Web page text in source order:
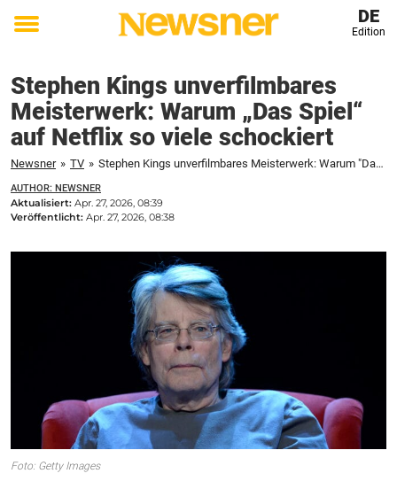
Toggle
DE
Edition
Stephen Kings unverfilmbares
Meisterwerk: Warum „Das Spiel“
auf Netflix so viele schockiert
Newsner » TV » Stephen Kings unverfilmbares Meisterwerk: Warum "Das Spiel" auf Netflix so viele schockiert
AUTHOR: NEWSNER
Aktualisiert: Apr. 27, 2026, 08:39
Veröffentlicht: Apr. 27, 2026, 08:38
Foto: Getty Images